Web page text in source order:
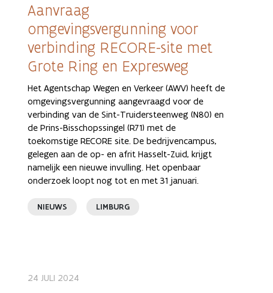
Aanvraag
omgevingsvergunning voor
verbinding RECORE-site met
Grote Ring en Expresweg
Het Agentschap Wegen en Verkeer (AWV) heeft de
omgevingsvergunning aangevraagd voor de
verbinding van de Sint-Truidersteenweg (N80) en
de Prins-Bisschopssingel (R71) met de
toekomstige RECORE site. De bedrijvencampus,
gelegen aan de op- en afrit Hasselt-Zuid, krijgt
namelijk een nieuwe invulling. Het openbaar
onderzoek loopt nog tot en met 31 januari.
NIEUWS LIMBURG
24 JULI 2024